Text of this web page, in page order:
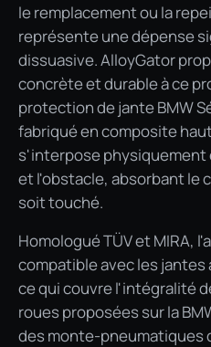
le remplacement ou la
représente une dépense
dissuasive. AlloyGator
concrète et durable à ce
protection de jante BMW
fabriqué en composite
s'interpose physiquement
et l'obstacle, absorbant le
soit touché.
Homologué TÜV et MIRA,
compatible avec les jantes
ce qui couvre l'intégralité
roues proposées sur la
des monte-pneumatiques